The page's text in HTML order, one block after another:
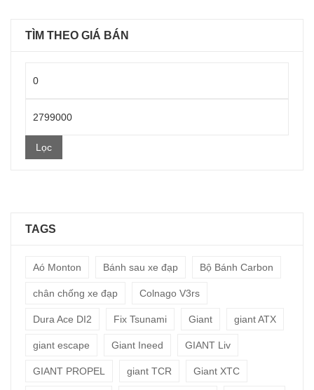
TÌM THEO GIÁ BÁN
nhất
cao
nhất
Lọc
TAGS
Aó Monton Bánh sau xe đạp Bộ Bánh Carbon
chân chống xe đạp Colnago V3rs
Dura Ace DI2 Fix Tsunami Giant giant ATX
giant escape Giant Ineed GIANT Liv
GIANT PROPEL giant TCR Giant XTC